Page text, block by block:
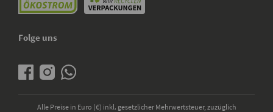
Folge uns
Alle Preise in Euro (€) inkl. gesetzlicher Mehrwertsteuer, zuzüglich